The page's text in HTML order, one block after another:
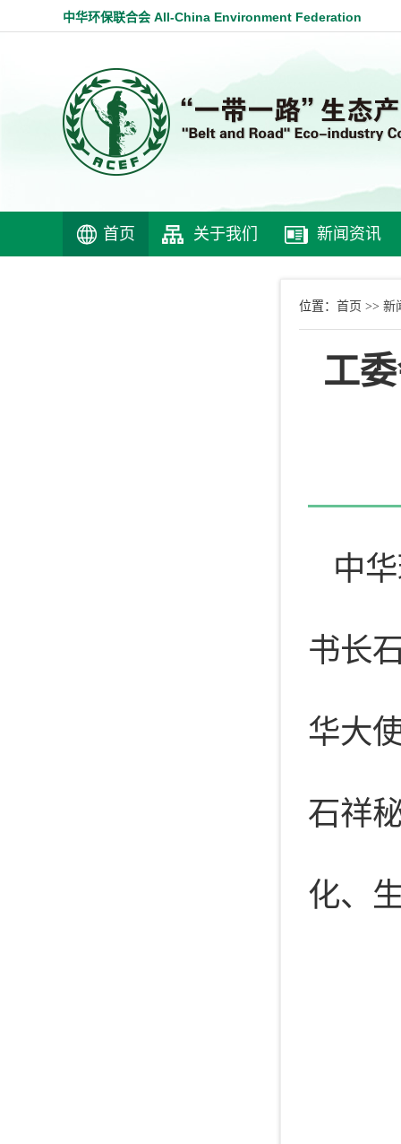
中华环保联合会 All-China Environment Federation
首页 关于我们 新闻资讯
位置： 首页 >> 新
工
中
书长
华大
石祥
化、